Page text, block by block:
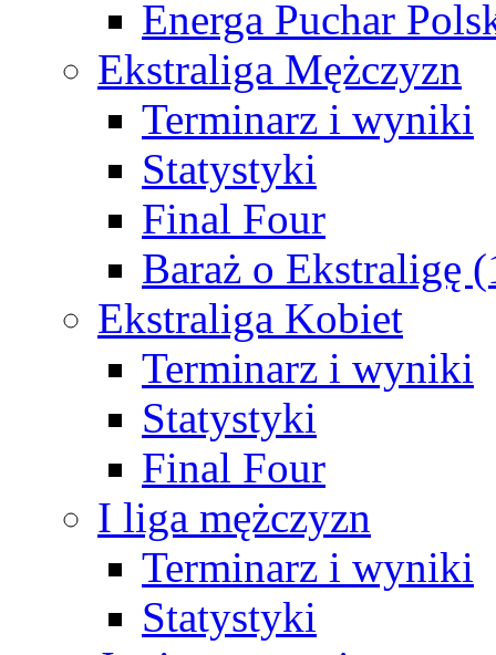
Energa Puchar
Ekstraliga Mężczyzn
Terminarz i wyniki
Statystyki
Final Four
Baraż o Ekstraligę
Ekstraliga Kobiet
Terminarz i wyniki
Statystyki
Final Four
I liga mężczyzn
Terminarz i wyniki
Statystyki